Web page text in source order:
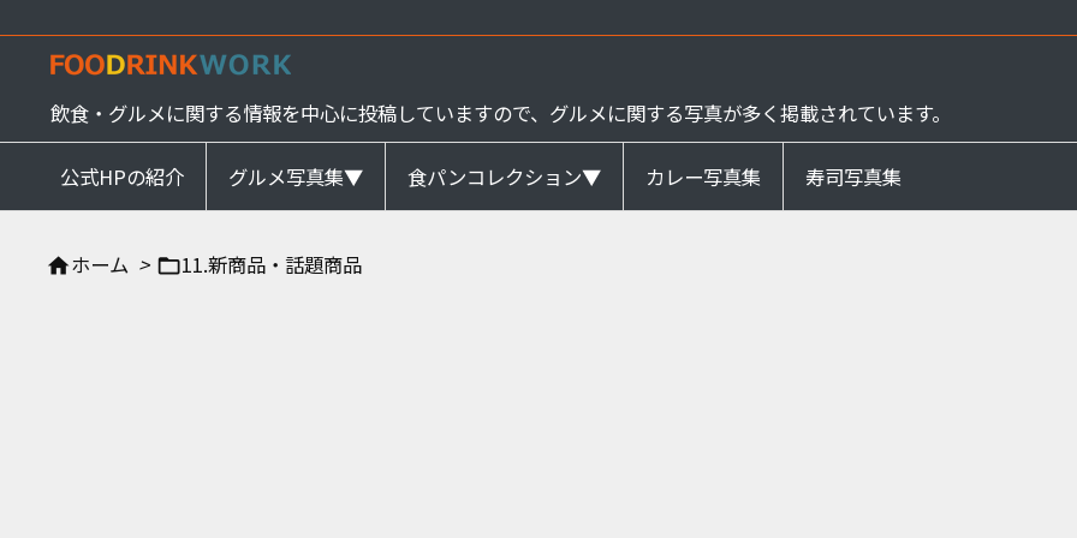
飲食・グルメに関する情報を中心に投稿していますので、グルメに関する写真が多く掲載されています。
公式HPの紹介 グルメ写真集▼ 食パンコレクション▼ カレー写真集 寿司写真集
ホーム > 11.新商品・話題商品